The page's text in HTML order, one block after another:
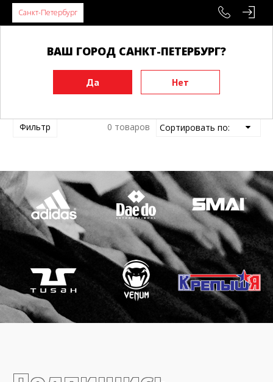
Санкт-Петербург
ВАШ ГОРОД САНКТ-ПЕТЕРБУРГ?
Главная
ММА
Фильтр 0 товаров